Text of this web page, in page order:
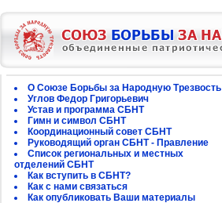
О Союзе Борьбы за Народную Трезвость
Углов Федор Григорьевич
Устав и программа СБНТ
Гимн и символ СБНТ
Координационный совет СБНТ
Руководящий орган СБНТ - Правление
Список региональных и местных
отделений СБНТ
Как вступить в СБНТ?
Как с нами связаться
Как опубликовать Ваши материалы